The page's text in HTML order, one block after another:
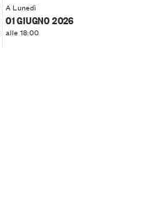
A Lunedì
01 GIUGNO 2026
alle 18:00